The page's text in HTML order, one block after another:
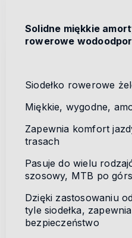
Solidne miękkie
rowerowe
Siodełko rowerowe
Miękkie, wygodne,
Zapewnia komfort
trasach
Pasuje do wielu
szosowy, MTB po
Dzięki zastosowaniu
tyle siodełka,
bezpieczeństwo